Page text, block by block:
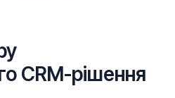
CRM-рішення